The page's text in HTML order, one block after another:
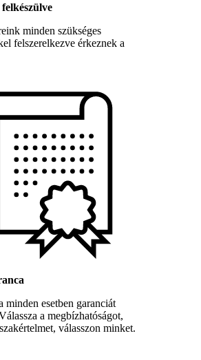
minden szükséges
felszerelkezve érkeznek a
minden esetben garanciát
a megbízhatóságot,
válasszon minket.